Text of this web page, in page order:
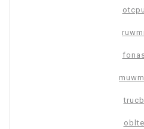
otcpu
ruwmi
trucb
oblte